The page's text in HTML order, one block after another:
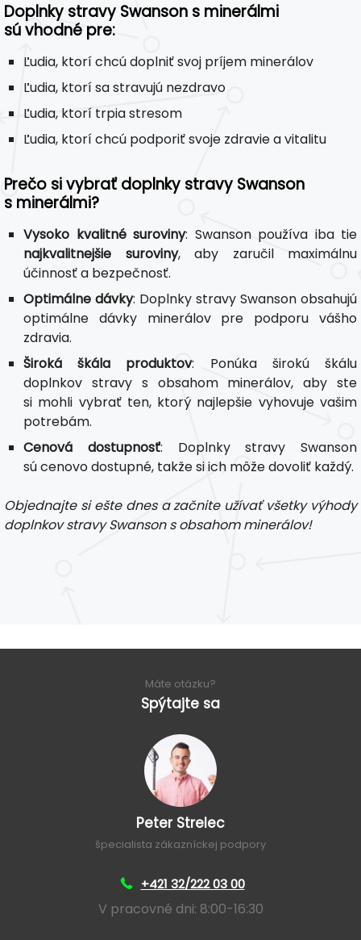
Doplnky stravy Swanson s minerálmi
sú vhodné pre:
Ľudia, ktorí chcú doplniť svoj príjem minerálov
Ľudia, ktorí sa stravujú nezdravo
Ľudia, ktorí trpia stresom
Ľudia, ktorí chcú podporiť svoje zdravie a vitalitu
Prečo si vybrať doplnky stravy Swanson
s minerálmi?
Vysoko kvalitné suroviny: Swanson používa iba tie
najkvalitnejšie suroviny, aby zaručil maximálnu
účinnosť a bezpečnosť.
Optimálne dávky: Doplnky stravy Swanson obsahujú
optimálne dávky minerálov pre podporu vášho
zdravia.
Široká škála produktov: Ponúka širokú škálu
doplnkov stravy s obsahom minerálov, aby ste
si mohli vybrať ten, ktorý najlepšie vyhovuje vašim
potrebám.
Cenová dostupnosť: Doplnky stravy Swanson
sú cenovo dostupné, takže si ich môže dovoliť každý.
Objednajte si ešte dnes a začnite užívať všetky výhody
doplnkov stravy Swanson s obsahom minerálov!
Máte otázku?
Spýtajte sa
Peter Strelec
špecialista zákazníckej podpory
+421 32/222 03 00
V pracovné dni: 8:00-16:30